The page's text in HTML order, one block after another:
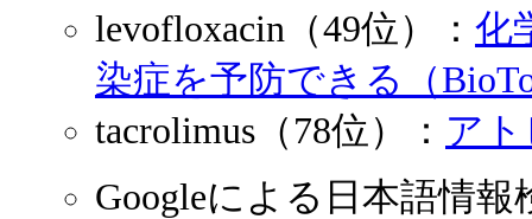
levofloxacin（49位）： 化
染症を予防できる（
tacrolimus（78位）： ア
Googleによる日本語情